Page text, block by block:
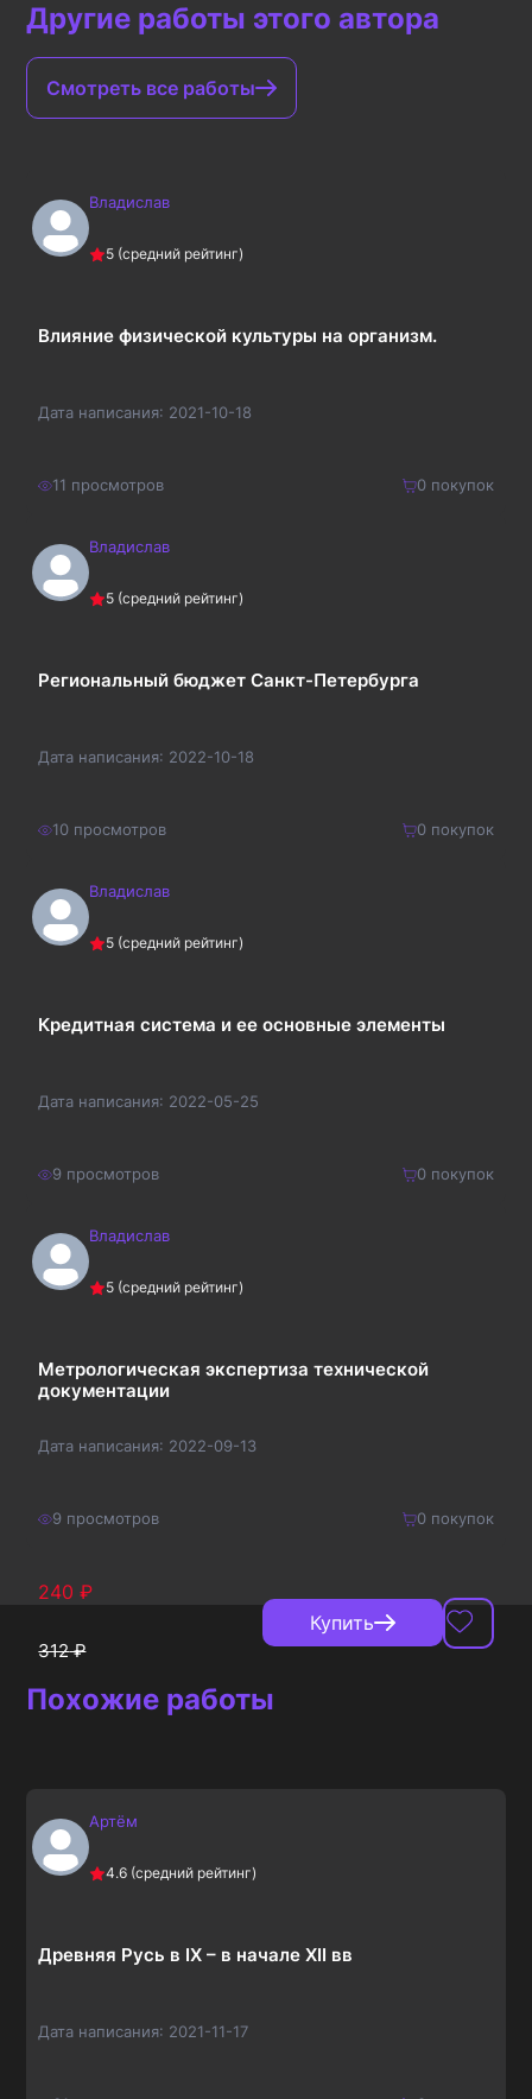
Другие работы этого автора
Смотреть все работы
Владислав
5 (средний рейтинг)
Влияние физической культуры на организм.
Дата написания: 2021-10-18
11 просмотров 0покупок
200 ₽Владислав
5 (средний рейтинг)
Региональный бюджет Санкт-Петербурга
Дата написания: 2022-10-18
10 просмотров 0покупок
500 ₽Владислав
5 (средний рейтинг)
Кредитная система и ее основные элементы
Дата написания: 2022-05-25
9 просмотров 0покупок
220 ₽Владислав
5 (средний рейтинг)
Метрологическая экспертиза технической
документации
Дата написания: 2022-09-13
9 просмотров 0покупок
240 ₽
312₽
Купить
Похожие работы
Артём
4.6 (средний рейтинг)
Древняя Русь в IX – в начале XII вв
Дата написания: 2021-11-17